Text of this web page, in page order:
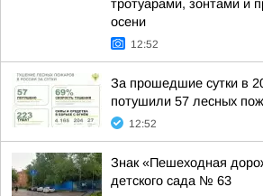
тротуарами, зонтами и
осени
12:52
За прошедшие сутки в
потушили 57 лесных
12:52
Знак «Пешеходная
детского сада № 63